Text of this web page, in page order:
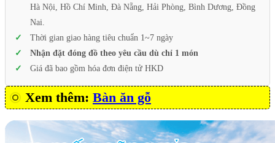
Hà Nội, Hồ Chí Minh, Đà Nẵng, Hải Phòng, Bình Dương, Đồng
Nai.
Thời gian giao hàng tiêu chuẩn 1~7 ngày
Nhận đặt đóng đồ theo yêu cầu dù chỉ 1 món
Giá đã bao gồm hóa đơn điện tử HKD
Xem thêm: Bàn ăn gỗ